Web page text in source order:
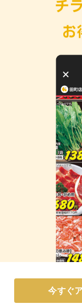
今すぐ